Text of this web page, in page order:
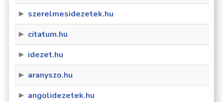
szerelmesidezetek.hu
citatum.hu
idezet.hu
aranyszo.hu
angolidezetek.hu